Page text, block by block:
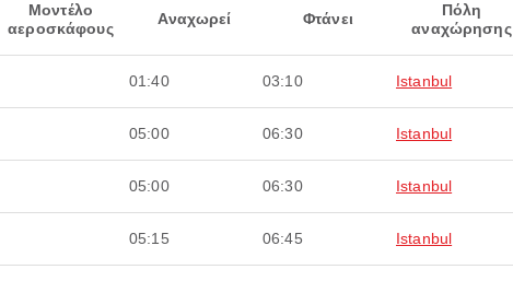
Μοντέλο
αεροσκάφους
Αναχωρεί Φτάνει
Πόλη
αναχώρησης
01:40 03:10 Istanbul
05:00 06:30 Istanbul
05:00 06:30 Istanbul
05:15 06:45 Istanbul